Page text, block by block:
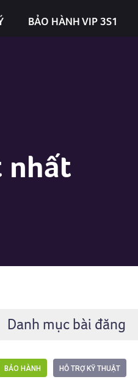
BẢO HÀNH VIP 3S1
nhất
Danh mục bài đăng
BẢO HÀNH HỖ TRỢ KỸ THUẬT